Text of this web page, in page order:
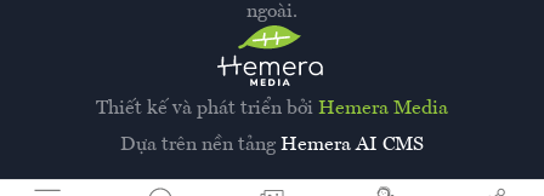
Thiết kế và phát triển bởi Hemera Media
Dựa trên nền tảng Hemera AI CMS
ngoài.